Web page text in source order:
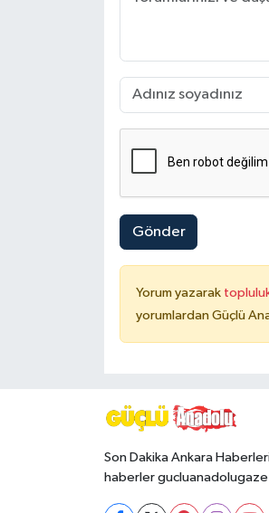
Gönder
Yorum yazarak topluluk
yorumlardan Güçlü
Son Dakika Ankara
haberler